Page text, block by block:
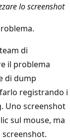
lo screenshot
di
il problema
di dump
registrando i
Uno screenshot
sul mouse, ma